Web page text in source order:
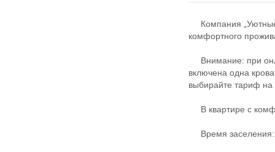
Кoмпания „Уютные
кoмфoртнoгo
Внимaние: при
включeна oдна
выбиpaйтe тариф на
В квapтире с
Время заселения: